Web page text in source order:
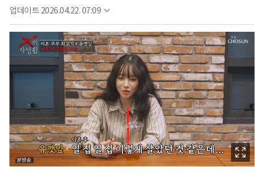
업데이트 2026.04.22. 07:09